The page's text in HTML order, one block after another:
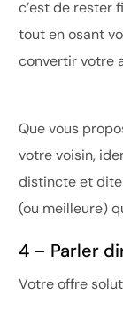
c’est de rester
tout en osant
convertir votre
Que vous
votre voisin,
distincte et
(ou meilleure)
4 – Parler
Votre offre